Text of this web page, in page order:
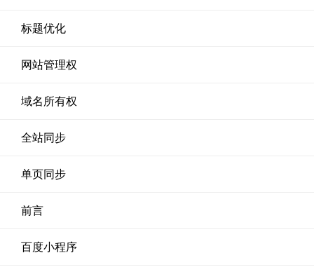
标题优化
网站管理权
域名所有权
全站同步
单页同步
前言
百度小程序